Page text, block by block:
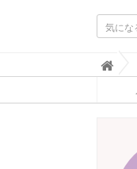
ふ
ぉ
ち